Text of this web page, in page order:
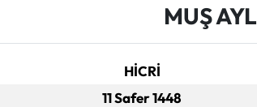
MUŞ
HİCRİ
11 Safer 1448